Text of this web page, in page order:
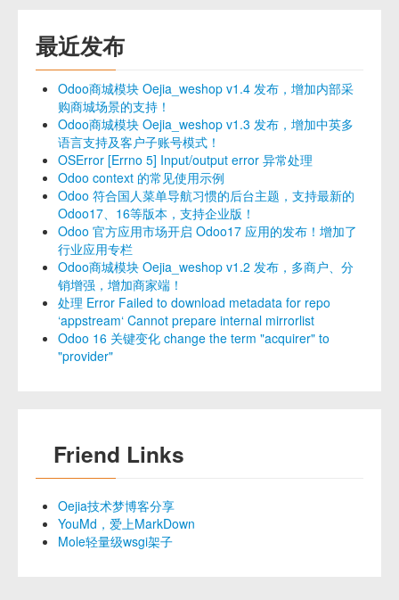
最近发布
Odoo商城模块 Oejia_weshop v1.4 发布，增加内部采
购商城场景的支持！
Odoo商城模块 Oejia_weshop v1.3 发布，增加中英多
语言支持及客户子账号模式！
OSError [Errno 5] Input/output error 异常处理
Odoo context 的常见使用示例
Odoo 符合国人菜单导航习惯的后台主题，支持最新的
Odoo17、16等版本，支持企业版！
Odoo 官方应用市场开启 Odoo17 应用的发布！增加了
行业应用专栏
Odoo商城模块 Oejia_weshop v1.2 发布，多商户、分
销增强，增加商家端！
处理 Error Failed to download metadata for repo
‘appstream‘ Cannot prepare internal mirrorlist
Odoo 16 关键变化 change the term "acquirer" to
"provider"
Friend Links
Oejia技术梦博客分享
YouMd，爱上MarkDown
Mole轻量级wsgi架子